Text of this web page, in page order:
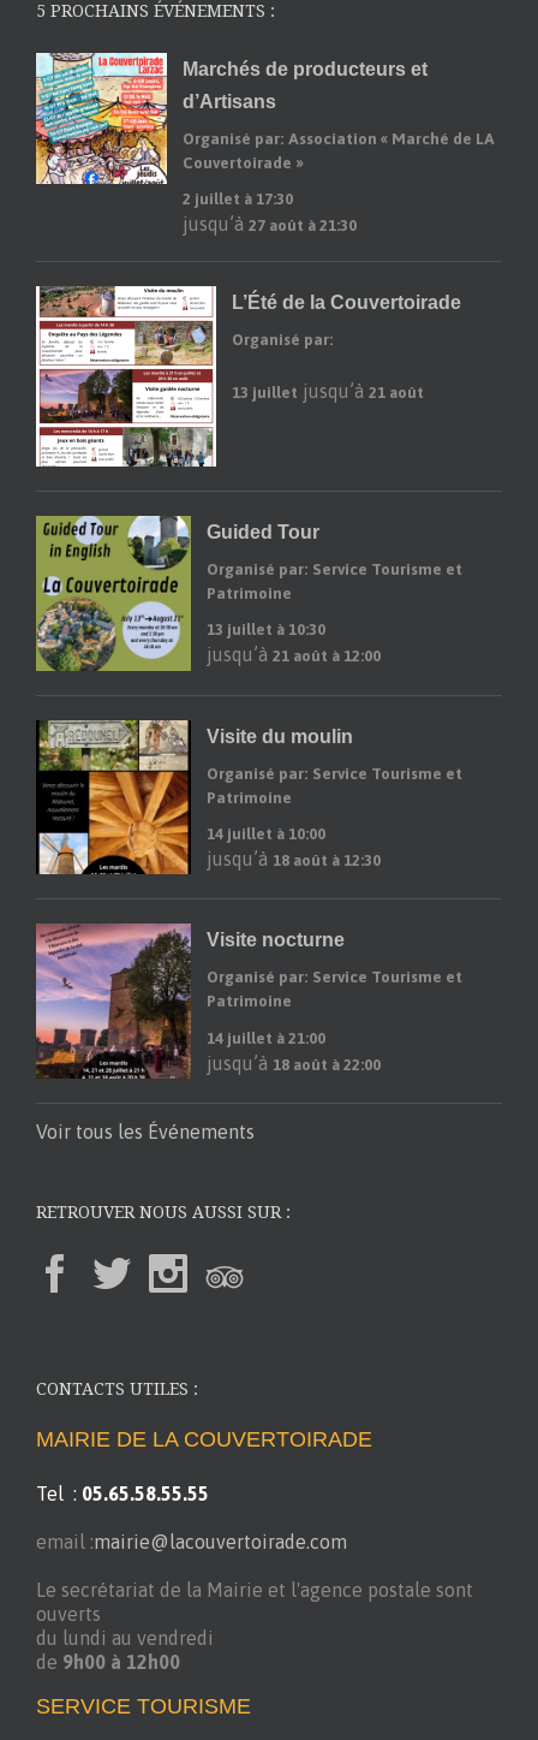
5 PROCHAINS ÉVÉNEMENTS :
Marchés de producteurs et
d’Artisans
Organisé par: Association « Marché de LA
Couvertoirade »
2 juillet à 17:30
jusqu’à27 août à 21:30
L’Été de la Couvertoirade
Organisé par:
13 juillet jusqu’à 21 août
Guided Tour
Organisé par: Service Tourisme et
Patrimoine
13 juillet à 10:30
jusqu’à 21 août à 12:00
Visite du moulin
Organisé par: Service Tourisme et
Patrimoine
14 juillet à 10:00
jusqu’à 18 août à 12:30
Visite nocturne
Organisé par: Service Tourisme et
Patrimoine
14 juillet à 21:00
jusqu’à 18 août à 22:00
Voir tous les Événements
RETROUVER NOUS AUSSI SUR :
CONTACTS UTILES :
MAIRIE DE LA COUVERTOIRADE
Tel : 05.65.58.55.55
email :mairie@lacouvertoirade.com
Le secrétariat de la Mairie et l'agence postale sont
ouverts
du lundi au vendredi
de 9h00 à 12h00
SERVICE TOURISME